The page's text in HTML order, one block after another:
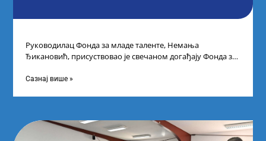
Руководилац Фонда за младе таленте, Немања
Ђикановић, присуствовао је свечаном догађају Фонда за
Сазнај више »